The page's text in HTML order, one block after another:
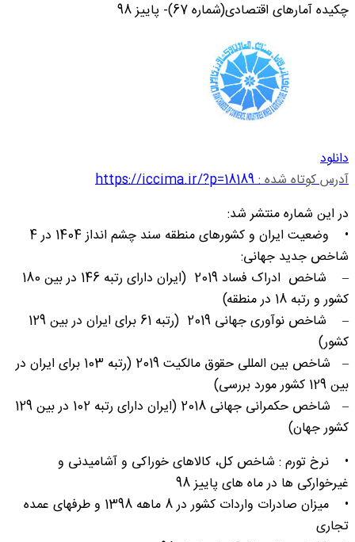
چکیده آمارهای اقتصادی(شماره 67)- پاییز 98
دانلود
آدرس کوتاه شده :https://iccima.ir/?p=18189
در این شماره منتشر شد:
• وضعیت ایران و کشورهای منطقه سند چشم انداز 1404 در 4
شاخص جدید جهانی:
– شاخص ادراک فساد 2019 (ایران دارای رتبه 146 در بین 180
کشور و رتبه 18 در منطقه)
– شاخص نوآوری جهانی 2019 (رتبه 61 برای ایران در بین 129
کشور)
– شاخص بین المللی حقوق مالکیت 2019 (رتبه 103 برای ایران در
بین 129 کشور مورد بررسی)
– شاخص حکمرانی جهانی 2018 (ایران دارای رتبه 102 در بین 129
کشور جهان)
• نرخ تورم : شاخص کل، کالاهای خوراکی و آشامیدنی و
غیرخوارکی ها در ماه های پاییز 98
• میزان صادرات واردات کشور در 8 ماهه 1398 و طرفهای عمده
تجاری